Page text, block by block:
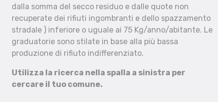
dalla somma del secco residuo e dalle quote non
recuperate dei rifiuti ingombranti e dello spazzamento
stradale ) inferiore o uguale ai 75 Kg/anno/abitante. Le
graduatorie sono stilate in base alla più bassa
produzione di rifiuto indifferenziato.
Utilizza la ricerca nella spalla a sinistra per
cercare il tuo comune.